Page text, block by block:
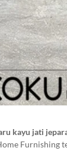
kayu jati
Furnishing